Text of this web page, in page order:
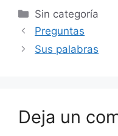
Sin categoría
Preguntas
Sus palabras
Deja un